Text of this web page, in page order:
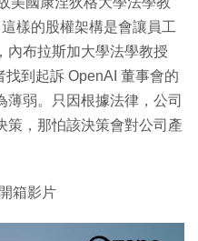
樣的股權架構是會讓員工
內布拉斯加大學法學教授
到起訴 OpenAI 董事會的
弱。只因根據法律，公司
策，那怕該決策會對公司產
箱影片